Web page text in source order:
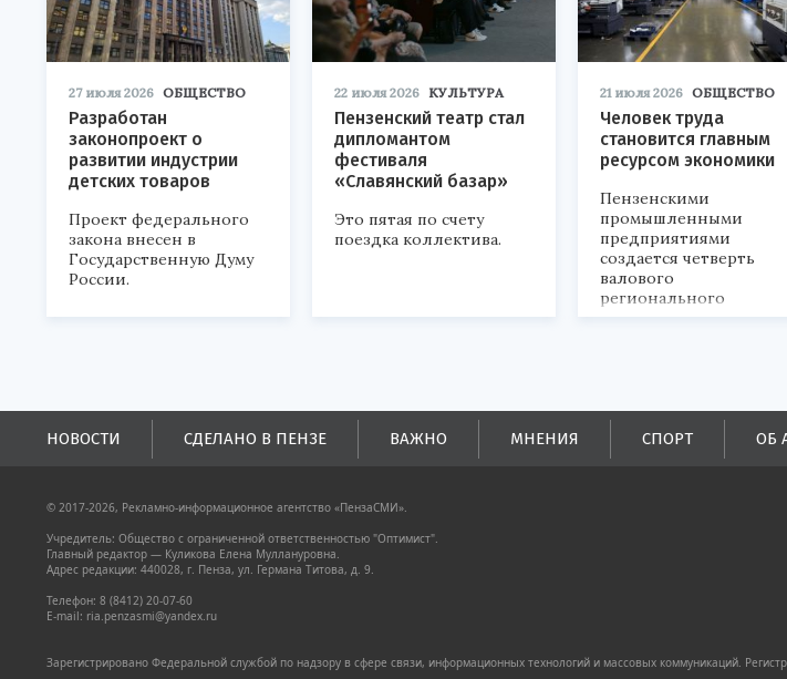
27 июля 2026 ОБЩЕСТВО
Разработан
законопроект о
развитии индустрии
детских товаров
Проект федерального
закона внесен в
Государственную Думу
России.
22 июля 2026 КУЛЬТУРА
Пензенский театр стал
дипломантом
фестиваля
«Славянский базар»
Это пятая по счету
поездка коллектива.
21 июля 2026 ОБЩЕСТВО
Человек труда
становится главным
ресурсом экономики
Пензенскими
промышленными
предприятиями
создается четверть
валового
регионального
продукта и
НОВОСТИ СДЕЛАНО В ПЕНЗЕ ВАЖНО МНЕНИЯ СПОРТ ОБ
© 2017-2026, Рекламно-информационное агентство «ПензаСМИ».
Учредитель: Общество с ограниченной ответственностью "Оптимист".
Главный редактор — Куликова Елена Муллануровна.
Адрес редакции: 440028, г. Пенза, ул. Германа Титова, д. 9.
Телефон: 8 (8412) 20-07-60
E-mail: ria.penzasmi@yandex.ru
Зарегистрировано Федеральной службой по надзору в сфере связи, информационных технологий и массовых коммуникаций.